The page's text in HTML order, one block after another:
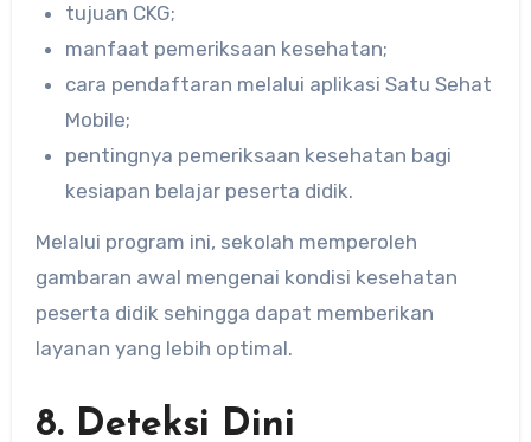
tujuan CKG;
manfaat pemeriksaan kesehatan;
cara pendaftaran melalui aplikasi Satu Sehat
Mobile;
pentingnya pemeriksaan kesehatan bagi
kesiapan belajar peserta didik.
Melalui program ini, sekolah memperoleh
gambaran awal mengenai kondisi kesehatan
peserta didik sehingga dapat memberikan
layanan yang lebih optimal.
8. Deteksi Dini